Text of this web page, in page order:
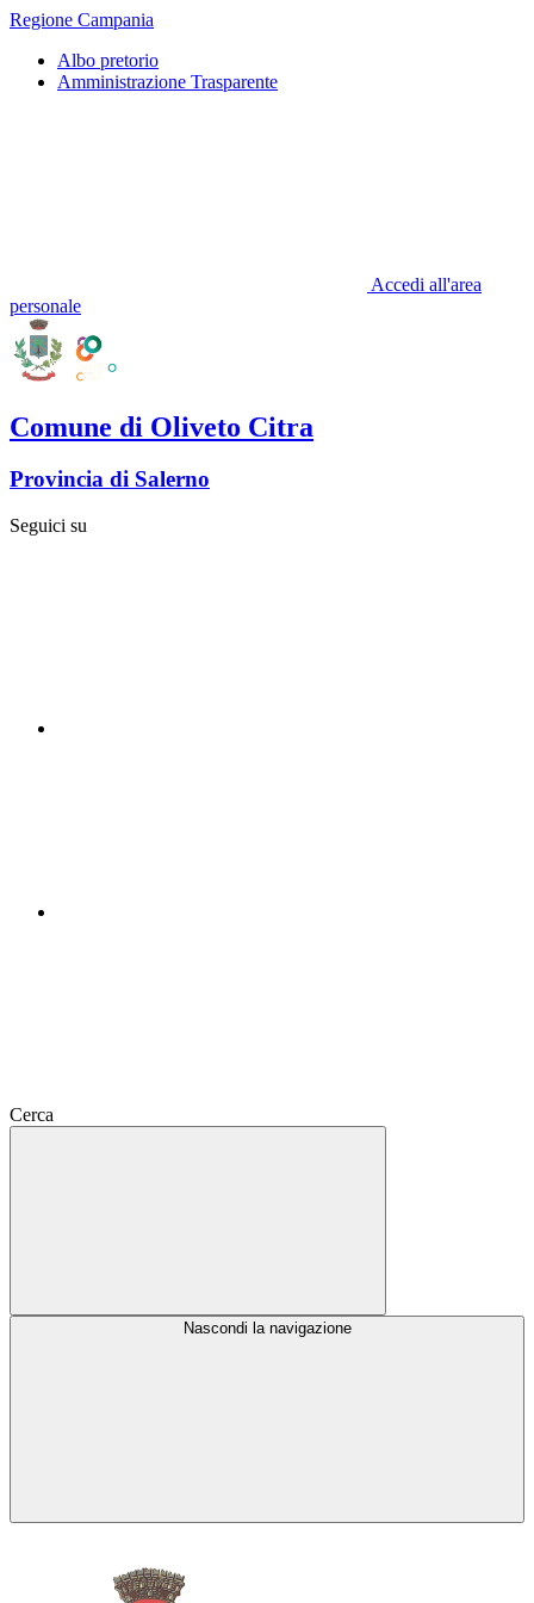
Regione Campania
Albo pretorio
Amministrazione Trasparente
Accedi all'area
personale
Comune di Oliveto Citra
Provincia di Salerno
Seguici su
Cerca
Nascondi la navigazione